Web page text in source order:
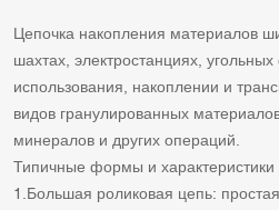
Цепочка накопления материалов
шахтах, электростанциях,
использования, накоплении и
видов гранулированных
минералов и других операций.
Типичные формы и характеристики
1.Большая роликовая цепь: